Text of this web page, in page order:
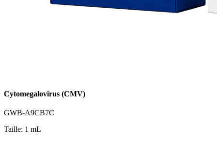
Cytomegalovirus (CMV)
GWB-A9CB7C
Taille: 1 mL